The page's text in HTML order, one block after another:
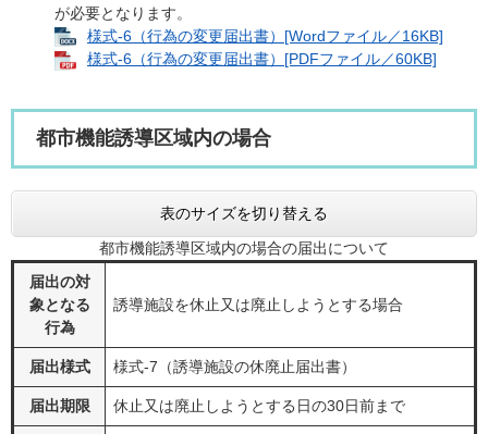
が必要となります。
様式-6（行為の変更届出書）[Wordファイル／16KB]
様式-6（行為の変更届出書）[PDFファイル／60KB]
都市機能誘導区域内の場合
表のサイズを切り替える
都市機能誘導区域内の場合の届出について
届出の対
象となる
行為
誘導施設を休止又は廃止しようとする場合
届出様式 様式-7（誘導施設の休廃止届出書）
届出期限 休止又は廃止しようとする日の30日前まで